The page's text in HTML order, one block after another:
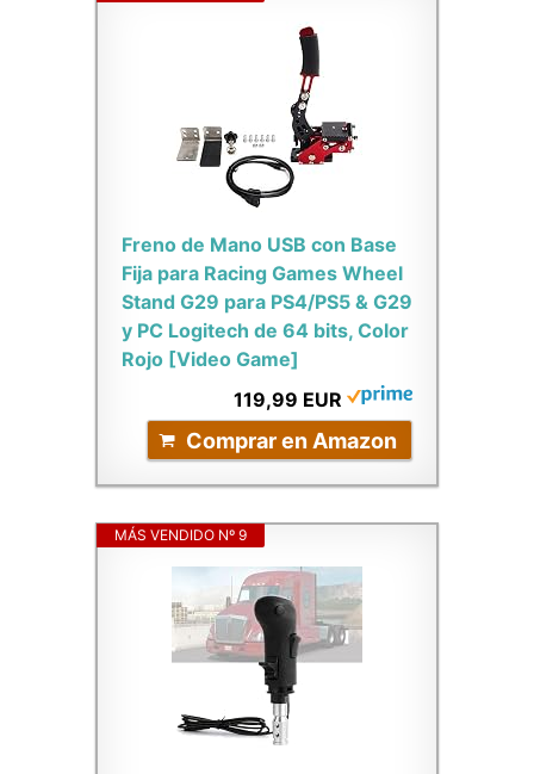
Freno de Mano USB con Base
Fija para Racing Games Wheel
Stand G29 para PS4/PS5 & G29
y PC Logitech de 64 bits, Color
Rojo [Video Game]
119,99 EUR
Comprar en Amazon
MÁS VENDIDO Nº 9